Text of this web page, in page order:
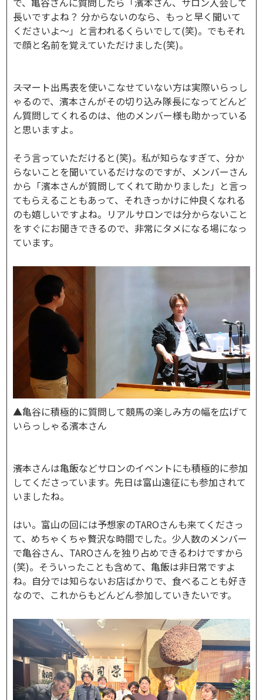
長いですよね？ 分からないのなら、もっと早く聞いて
くださいよ～」と言われるくらいでして(笑)。でもそれ
で顔と名前を覚えていただけました(笑)。
――スマート出馬表を使いこなせていない方は実際いらっし
ゃるので、濱本さんがその切り込み隊長になってどんど
ん質問してくれるのは、他のメンバー様も助かっている
と思いますよ。
そう言っていただけると(笑)。私が知らなすぎて、分か
らないことを聞いているだけなのですが、メンバーさん
から「濱本さんが質問してくれて助かりました」と言っ
てもらえることもあって、それきっかけに仲良くなれる
のも嬉しいですよね。リアルサロンでは分からないこと
をすぐにお聞きできるので、非常にタメになる場になっ
ています。
▲亀谷に積極的に質問して競馬の楽しみ方の幅を広げて
いらっしゃる濱本さん
――濱本さんは亀飯などサロンのイベントにも積極的に参加
してくださっています。先日は富山遠征にも参加されて
いましたね。
はい。富山の回には予想家のTAROさんも来てくださっ
て、めちゃくちゃ贅沢な時間でした。少人数のメンバー
で亀谷さん、TAROさんを独り占めできるわけですから
(笑)。そういったことも含めて、亀飯は非日常ですよ
ね。自分では知らないお店ばかりで、食べることも好き
なので、これからもどんどん参加していきたいです。